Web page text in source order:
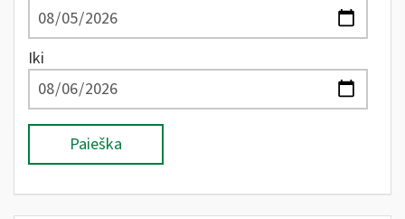
Iki
Paieška